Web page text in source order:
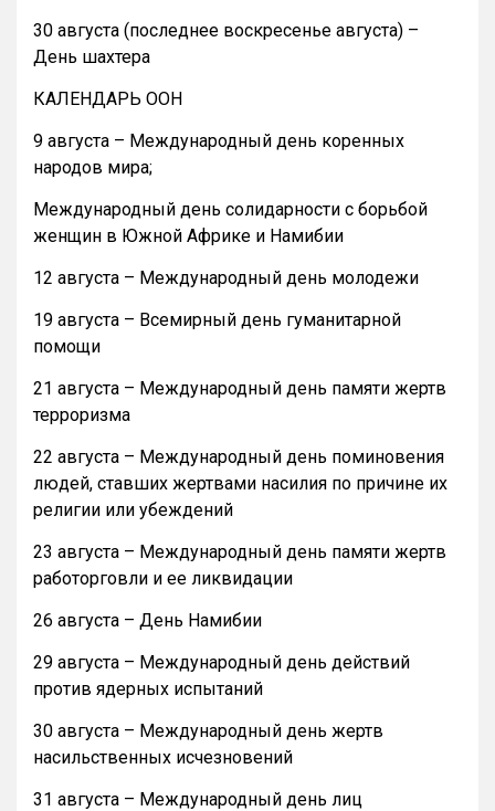
30 августа (последнее воскресенье августа) –
День шахтера
КАЛЕНДАРЬ ООН
9 августа – Международный день коренных
народов мира;
Международный день солидарности с борьбой
женщин в Южной Африке и Намибии
12 августа – Международный день молодежи
19 августа – Всемирный день гуманитарной
помощи
21 августа – Международный день памяти жертв
терроризма
22 августа – Международный день поминовения
людей, ставших жертвами насилия по причине их
религии или убеждений
23 августа – Международный день памяти жертв
работорговли и ее ликвидации
26 августа – День Намибии
29 августа – Международный день действий
против ядерных испытаний
30 августа – Международный день жертв
насильственных исчезновений
31 августа – Международный день лиц